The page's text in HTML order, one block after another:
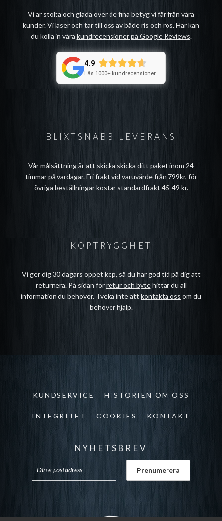
BLIXTSNABB LEVERANS
Vår målsättning är att skicka skicka ditt paket inom 24
timmar på vardagar. Fri frakt vid varuvärde från 799kr, för
övriga beställningar kostar standardfrakt 45-49 kr.
Vi är stolta och glada över de fina betyg vi får från våra
kunder. Vi läser och tar till oss av både ris och ros. Här kan
du kolla in våra kundrecensioner på Google Reviews.
4.9
Läs 1000+ kundrecensioner
KÖPTRYGGHET
Vi ger dig 30 dagars öppet köp, så du har god tid på dig att
returnera. På sidan förretur och bytehittar du all
information du behöver. Tveka inte att kontakta oss om du
behöver hjälp.
KUNDSERVICE HISTORIEN OM OSS
INTEGRITET COOKIES KONTAKT
NYHETSBREV